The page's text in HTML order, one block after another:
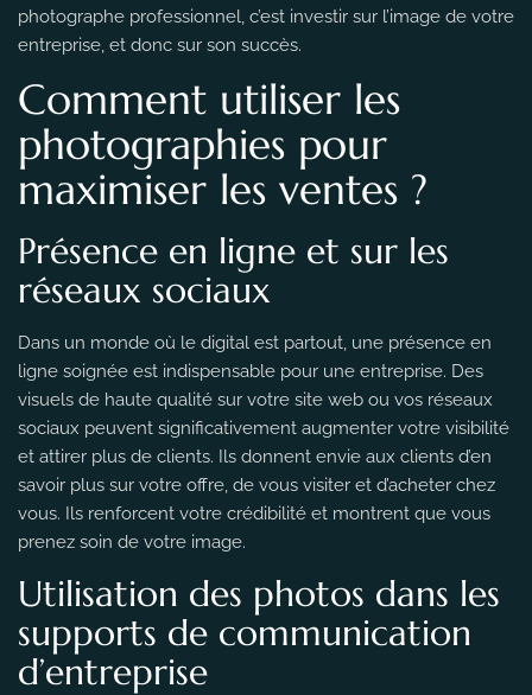
photographe professionnel, c’est investir sur l’image de votre
entreprise, et donc sur son succès.
Comment utiliser les
photographies pour
maximiser les ventes ?
Présence en ligne et sur les
réseaux sociaux
Dans un monde où le digital est partout, une présence en
ligne soignée est indispensable pour une entreprise. Des
visuels de haute qualité sur votre site web ou vos réseaux
sociaux peuvent significativement augmenter votre visibilité
et attirer plus de clients. Ils donnent envie aux clients d’en
savoir plus sur votre offre, de vous visiter et d’acheter chez
vous. Ils renforcent votre crédibilité et montrent que vous
prenez soin de votre image.
Utilisation des photos dans les
supports de communication
d’entreprise